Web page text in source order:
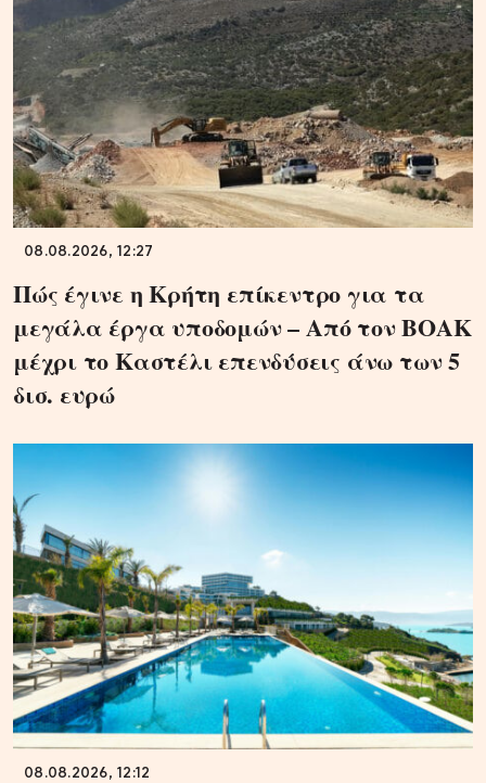
08.08.2026, 12:27
Πώς έγινε η Κρήτη επίκεντρο για τα
μεγάλα έργα υποδομών – Από τον ΒΟΑΚ
μέχρι το Καστέλι επενδύσεις άνω των 5
δισ. ευρώ
08.08.2026, 12:12